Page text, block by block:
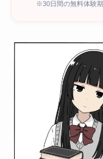
※30日間の無料体験